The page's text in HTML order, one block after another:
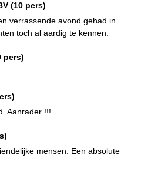
(10 pers)
verrassende avond gehad in
toch al aardig te kennen.
pers)
Aanrader !!!
mensen. Een absolute